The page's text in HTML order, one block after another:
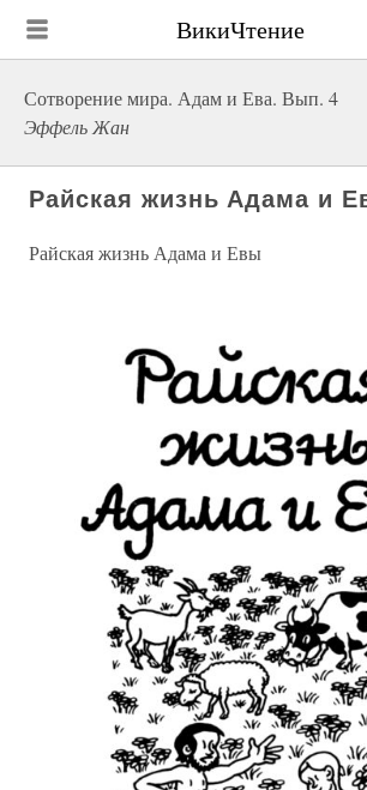
ВикиЧтение
Сотворение мира. Адам и Ева. Вып. 4
Эффель Жан
Райская жизнь Адама и
Райская жизнь Адама и Евы